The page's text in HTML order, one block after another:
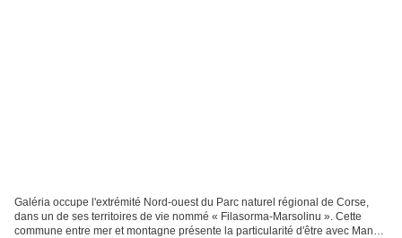
Galéria occupe l'extrémité Nord-ouest du Parc naturel régional de Corse,
dans un de ses territoires de vie nommé « Filasorma-Marsolinu ». Cette
commune entre mer et montagne présente la particularité d'être avec Manso